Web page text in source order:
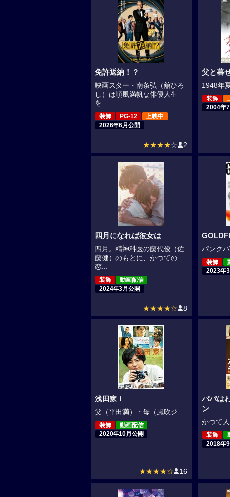
免許返納！？
映画スター・南条弘（舘ひろ
し）は順風満帆な俳優人生
を...
装飾 PG-12
上映中
2026年6月公開
★★★★☆ 2
父と暮
1948年
装飾
2004年
四月になれば彼女は
四月。精神科医の藤代俊（佐
藤健）のもとに、かつての
恋...
装飾
動画配信
2024年3月公開
★★★★☆ 8
パンク
装飾
2023年
浅田家！
父（平田満）・母（風吹ジ...
装飾
動画配信
2020年10月公開
★★★★☆ 16
パパは
ン
かつて
装飾
2018年